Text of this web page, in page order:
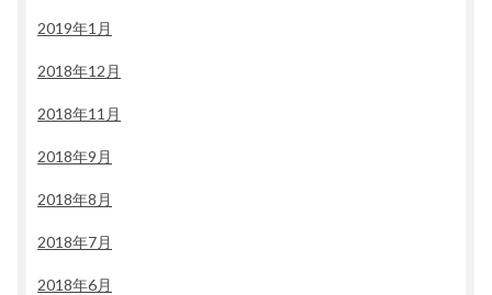
2019年1月
2018年12月
2018年11月
2018年9月
2018年8月
2018年7月
2018年6月